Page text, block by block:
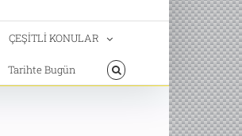
ÇEŞİTLİ KONULAR
Tarihte Bugün